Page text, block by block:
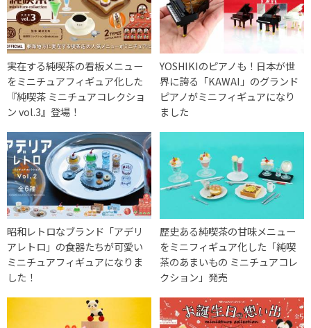
実在する純喫茶の看板メニュー
をミニチュアフィギュア化した
『純喫茶 ミニチュアコレクショ
ン vol.3』登場！
YOSHIKIのピアノも！日本が世
界に誇る「KAWAI」のグランド
ピアノがミニフィギュアになり
ました
昭和レトロなブランド「アデリ
アレトロ」の食器たちが可愛い
ミニチュアフィギュアになりま
した！
歴史ある純喫茶の甘味メニュー
をミニフィギュア化した「純喫
茶のあまいもの ミニチュアコレ
クション」発売